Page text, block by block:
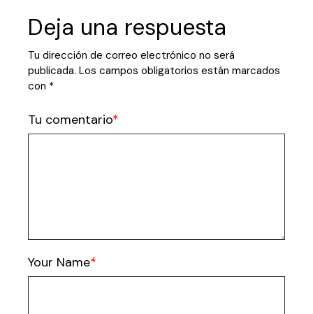
Deja una respuesta
Tu dirección de correo electrónico no será
publicada. Los campos obligatorios están marcados
con *
Tu comentario
Your Name